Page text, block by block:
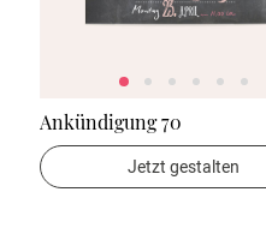
Ankündigung 70
Jetzt gestalten